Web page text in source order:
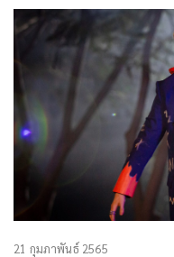
ทลาย โดยครั้งนี้ได้จับมือร่วมกับ Fatcat Studios บริษัท
สร้างสรรค์วิชวลเอฟเฟก
จักรวาลใบใหม่ให้กับสัตว์
โคตรแย้ยักษ์ โดยล่าสุดป
กันแล้ว เรียกได้ว่าแฟน
ต้องห้ามพลาด
21 กุมภาพันธ์ 2565